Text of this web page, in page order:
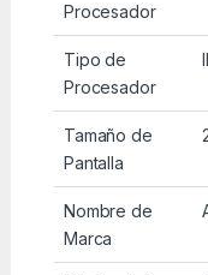
Procesador
Tipo de
Procesador
Tamaño de
Pantalla
Nombre de
Marca